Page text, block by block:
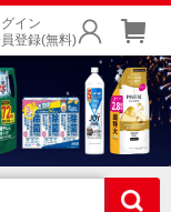
グイン
登録(無料)